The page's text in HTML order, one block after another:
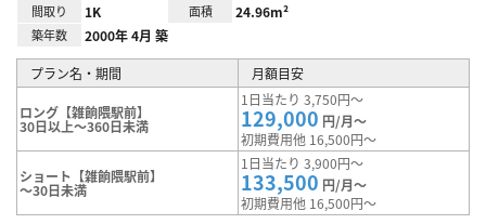
間取り 1K 面積 24.96m²
築年数 2000年 4月 築
プラン名・期間 月額目安
ロング【雑餉隈駅前】
30日以上～360日未満
1日当たり 3,750円～
129,000 円/月～
初期費用他 16,500円～
ショート【雑餉隈駅前】
～30日未満
1日当たり 3,900円～
133,500 円/月～
初期費用他 16,500円～